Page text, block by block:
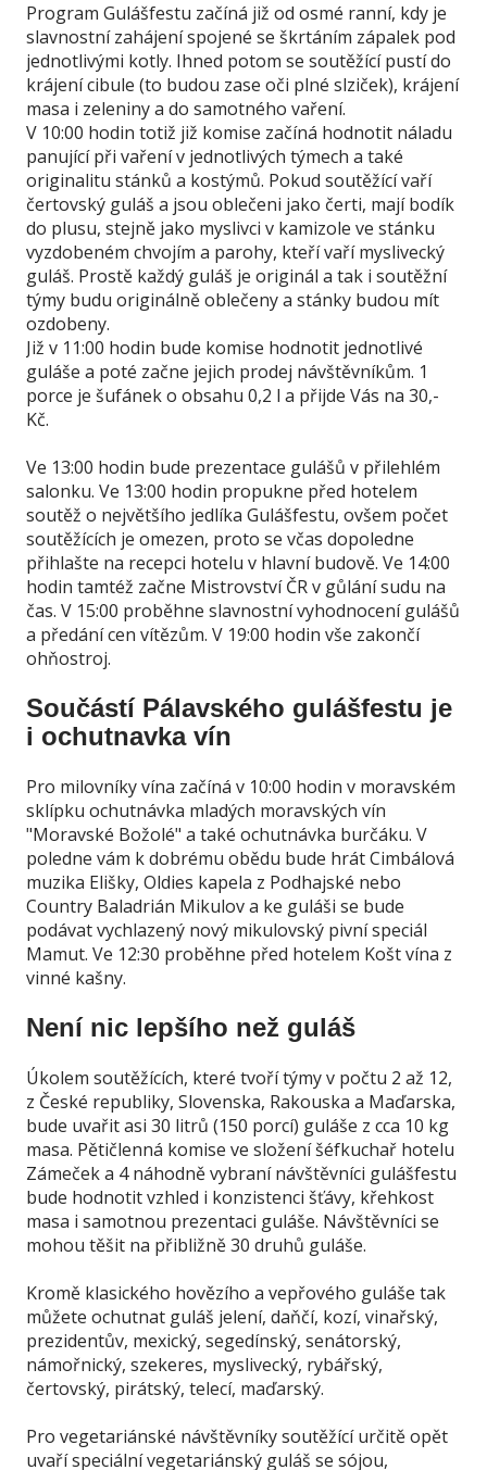
Program Gulášfestu začíná již od osmé ranní, kdy je
slavnostní zahájení spojené se škrtáním zápalek pod
jednotlivými kotly. Ihned potom se soutěžící pustí do
krájení cibule (to budou zase oči plné slziček), krájení
masa i zeleniny a do samotného vaření.
V 10:00 hodin totiž již komise začíná hodnotit náladu
panující při vaření v jednotlivých týmech a také
originalitu stánků a kostýmů. Pokud soutěžící vaří
čertovský guláš a jsou oblečeni jako čerti, mají bodík
do plusu, stejně jako myslivci v kamizole ve stánku
vyzdobeném chvojím a parohy, kteří vaří myslivecký
guláš. Prostě každý guláš je originál a tak i soutěžní
týmy budu originálně oblečeny a stánky budou mít
ozdobeny.
Již v 11:00 hodin bude komise hodnotit jednotlivé
guláše a poté začne jejich prodej návštěvníkům. 1
porce je šufánek o obsahu 0,2 l a přijde Vás na 30,-
Kč.
Ve 13:00 hodin bude prezentace gulášů v přilehlém
salonku. Ve 13:00 hodin propukne před hotelem
soutěž o největšího jedlíka Gulášfestu, ovšem počet
soutěžících je omezen, proto se včas dopoledne
přihlašte na recepci hotelu v hlavní budově. Ve 14:00
hodin tamtéž začne Mistrovství ČR v gůlání sudu na
čas. V 15:00 proběhne slavnostní vyhodnocení gulášů
a předání cen vítězům. V 19:00 hodin vše zakončí
ohňostroj.
Součástí Pálavského gulášfestu je
i ochutnavka vín
Pro milovníky vína začíná v 10:00 hodin v moravském
sklípku ochutnávka mladých moravských vín
"Moravské Božolé" a také ochutnávka burčáku. V
poledne vám k dobrému obědu bude hrát Cimbálová
muzika Elišky, Oldies kapela z Podhajské nebo
Country Baladrián Mikulov a ke guláši se bude
podávat vychlazený nový mikulovský pivní speciál
Mamut. Ve 12:30 proběhne před hotelem Košt vína z
vinné kašny.
Není nic lepšího než guláš
Úkolem soutěžících, které tvoří týmy v počtu 2 až 12,
z České republiky, Slovenska, Rakouska a Maďarska,
bude uvařit asi 30 litrů (150 porcí) guláše z cca 10 kg
masa. Pětičlenná komise ve složení šéfkuchař hotelu
Zámeček a 4 náhodně vybraní návštěvníci gulášfestu
bude hodnotit vzhled i konzistenci šťávy, křehkost
masa i samotnou prezentaci guláše. Návštěvníci se
mohou těšit na přibližně 30 druhů guláše.
Kromě klasického hovězího a vepřového guláše tak
můžete ochutnat guláš jelení, daňčí, kozí, vinařský,
prezidentův, mexický, segedínský, senátorský,
námořnický, szekeres, myslivecký, rybářský,
čertovský, pirátský, telecí, maďarský.
Pro vegetariánské návštěvníky soutěžící určitě opět
uvaří speciální vegetariánský guláš se sójou,